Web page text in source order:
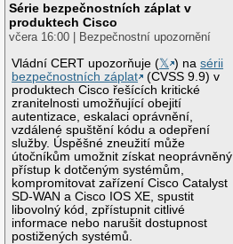
Série bezpečnostních záplat v
produktech Cisco
včera 16:00 | Bezpečnostní upozornění
Vládní CERT upozorňuje (𝕏 ) nasérii
bezpečnostních záplat
(CVSS 9.9) v
produktech Cisco řešících kritické
zranitelnosti umožňující obejití
autentizace, eskalaci oprávnění,
vzdálené spuštění kódu a odepření
služby. Úspěšné zneužití může
útočníkům umožnit získat neoprávněný
přístup k dotčeným systémům,
kompromitovat zařízení Cisco Catalyst
SD-WAN a Cisco IOS XE, spustit
libovolný kód, zpřístupnit citlivé
informace nebo narušit dostupnost
postižených systémů.